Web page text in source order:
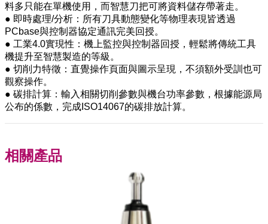
料多只能在單機使用，而智慧刀把可將資料儲存帶著走。
● 即時處理/分析：所有刀具動態變化等物理表現皆透過
PCbase與控制器協定通訊完美回授。
● 工業4.0實現性：機上監控與控制器回授，輕鬆將傳統工具
機提升至智慧製造的等級。
● 切削力特徵：直覺操作頁面與圖示呈現，不須額外受訓也可
觀察操作。
● 碳排計算：輸入相關切削參數與機台功率參數，根據能源局
公布的係數，完成ISO14067的碳排放計算。
相關產品